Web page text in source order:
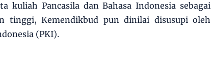
kuliah Pancasila dan Bahasa Indonesia sebagai
tinggi, Kemendikbud pun dinilai disusupi oleh
(PKI).